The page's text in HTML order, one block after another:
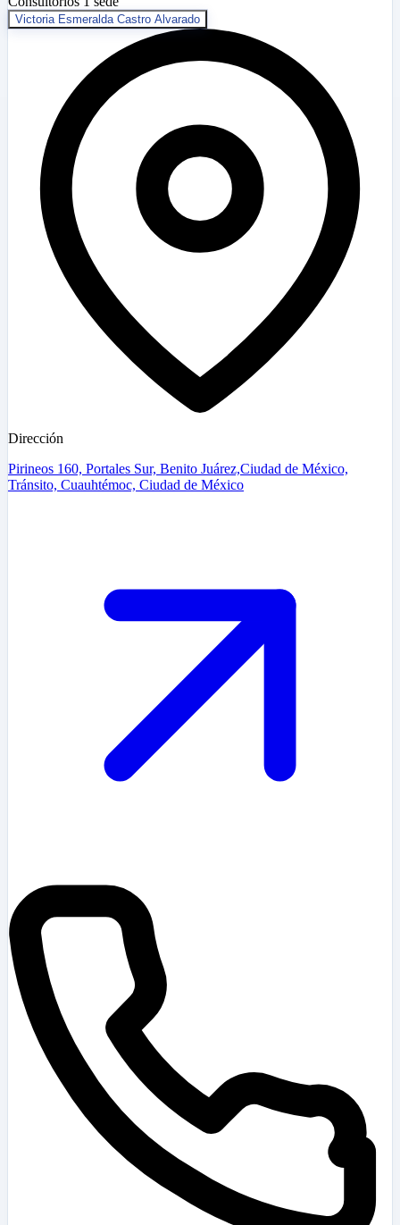
Victoria Esmeralda Castro Alvarado
Dirección
Pirineos 160, Portales Sur, Benito Juárez,Ciudad de México,
Tránsito, Cuauhtémoc, Ciudad de México